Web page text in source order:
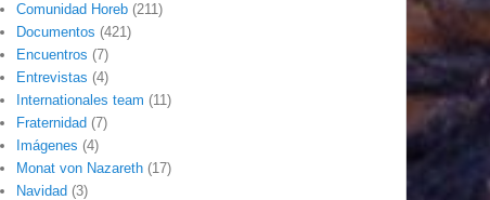
Comunidad Horeb (211)
Documentos (421)
Encuentros (7)
Entrevistas (4)
Internationales team (11)
Fraternidad (7)
Imágenes (4)
Monat von Nazareth (17)
Navidad (3)